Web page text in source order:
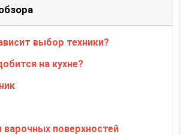
выбор техники?
на кухне?
поверхностей